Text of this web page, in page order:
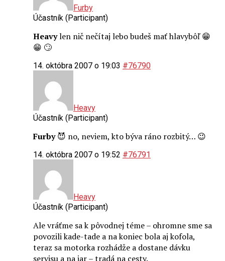
Furby
Účastník (Participant)
Heavylen nič nečítaj lebo budeš mať hlavybôľ 😁
😁 🙄
14. októbra 2007 o 19:03 #76790
Heavy
Účastník (Participant)
Furby😈 no, neviem, kto býva ráno rozbitý… 😉
14. októbra 2007 o 19:52 #76791
Heavy
Účastník (Participant)
Ale vráťme sa k pôvodnej téme – ohromne sme sa
povozili kade-tade a na koniec bola aj kofola,
teraz sa motorka rozhádže a dostane dávku
servisu a na jar – tradá na cesty.